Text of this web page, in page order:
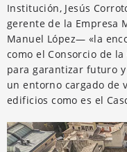
Institución, Jesús
gerente de la Empresa
Manuel López— «la
como el Consorcio de
para garantizar futuro
un entorno cargado de
edificios como es el